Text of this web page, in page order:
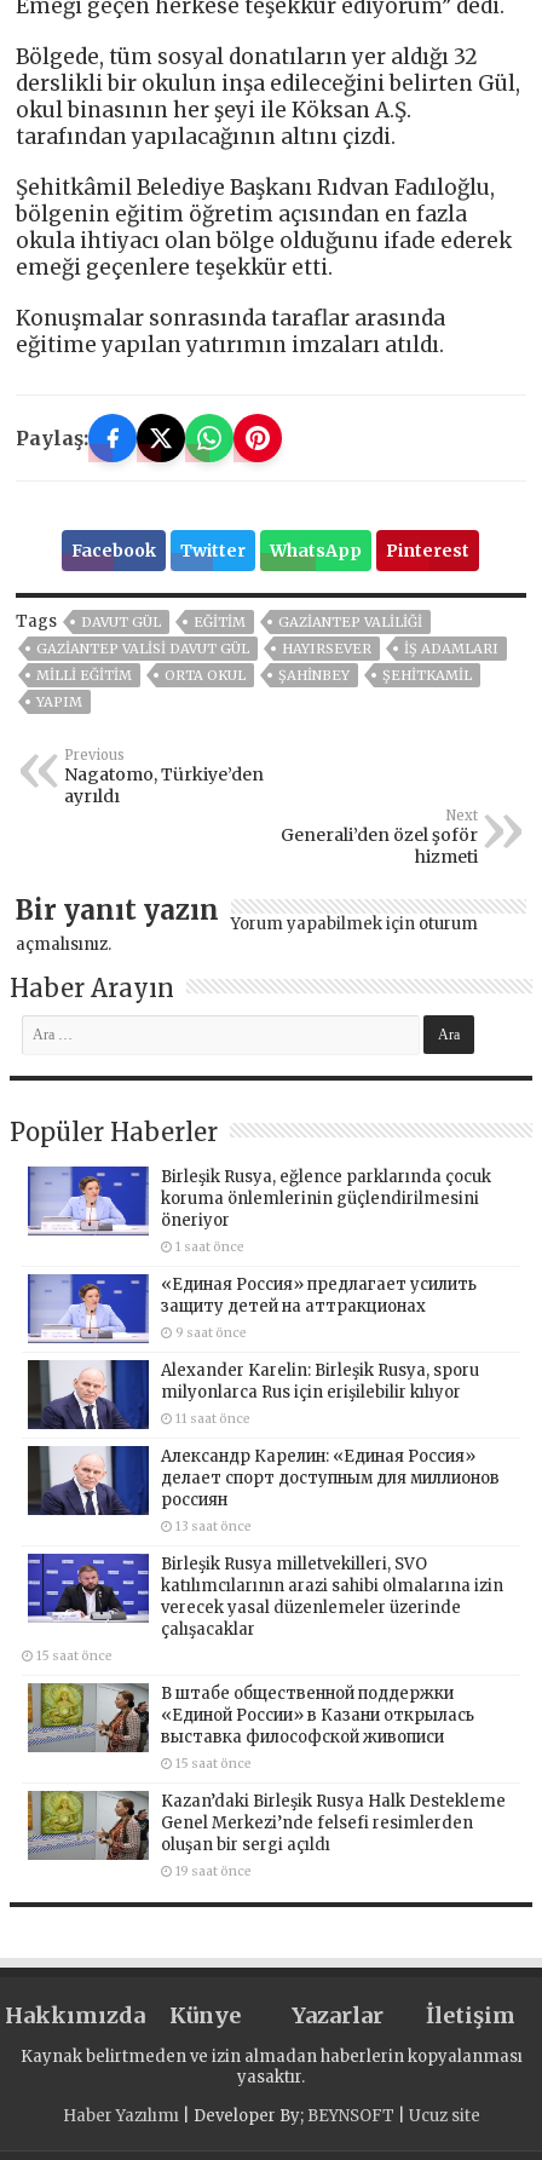
Emeği geçen herkese teşekkür ediyorum” dedi.
Bölgede, tüm sosyal donatıların yer aldığı 32
derslikli bir okulun inşa edileceğini belirten Gül,
okul binasının her şeyi ile Köksan A.Ş.
tarafından yapılacağının altını çizdi.
Şehitkâmil Belediye Başkanı Rıdvan Fadıloğlu,
bölgenin eğitim öğretim açısından en fazla
okula ihtiyacı olan bölge olduğunu ifade ederek
emeği geçenlere teşekkür etti.
Konuşmalar sonrasında taraflar arasında
eğitime yapılan yatırımın imzaları atıldı.
Paylaş:
Facebook Twitter WhatsApp Pinterest
Tags DAVUT GÜL EĞITIM
GAZİANTEP VALİLİĞİ
GAZİANTEP VALİSİ DAVUT GÜL
HAYIRSEVER
İŞ ADAMLARI
MİLLİ EĞİTİM
ORTA OKUL ŞAHİNBEY
ŞEHİTKAMİL
YAPIM
Previous
Nagatomo, Türkiye’den
ayrıldı
Next
Generali’den özel şoför
hizmeti
Bir yanıt yazın Yorum yapabilmek için oturum
açmalısınız.
Haber Arayın
Popüler Haberler
Birleşik Rusya, eğlence parklarında çocuk
koruma önlemlerinin güçlendirilmesini
öneriyor
1 saat önce
«Единая Россия» предлагает усилить
защиту детей на аттракционах
9 saat önce
Alexander Karelin: Birleşik Rusya, sporu
milyonlarca Rus için erişilebilir kılıyor
11 saat önce
Александр Карелин: «Единая Россия»
делает спорт доступным для миллионов
россиян
13 saat önce
Birleşik Rusya milletvekilleri, SVO
katılımcılarının arazi sahibi olmalarına izin
verecek yasal düzenlemeler üzerinde
çalışacaklar
15 saat önce
В штабе общественной поддержки
«Единой России» в Казани открылась
выставка философской живописи
15 saat önce
Kazan’daki Birleşik Rusya Halk Destekleme
Genel Merkezi’nde felsefi resimlerden
oluşan bir sergi açıldı
19 saat önce
Hakkımızda Künye Yazarlar İletişim
Kaynak belirtmeden ve izin almadan haberlerin kopyalanması
yasaktır.
Haber Yazılımı| Developer By; BEYNSOFT Ucuz site